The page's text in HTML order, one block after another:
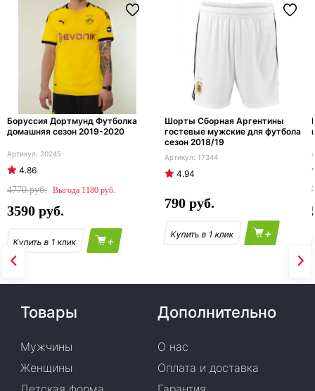
Боруссия Дортмунд Футболка
домашняя сезон 2019-2020
20245
4.86
4770
1180
3590
+
Шорты Сборная Аргентины
гостевые мужские для футбола
сезон 2018/19
17344
4.94
790
+
Товары
Мужчины
Женщины
Дополнительно
О нас
Оплата и доставка